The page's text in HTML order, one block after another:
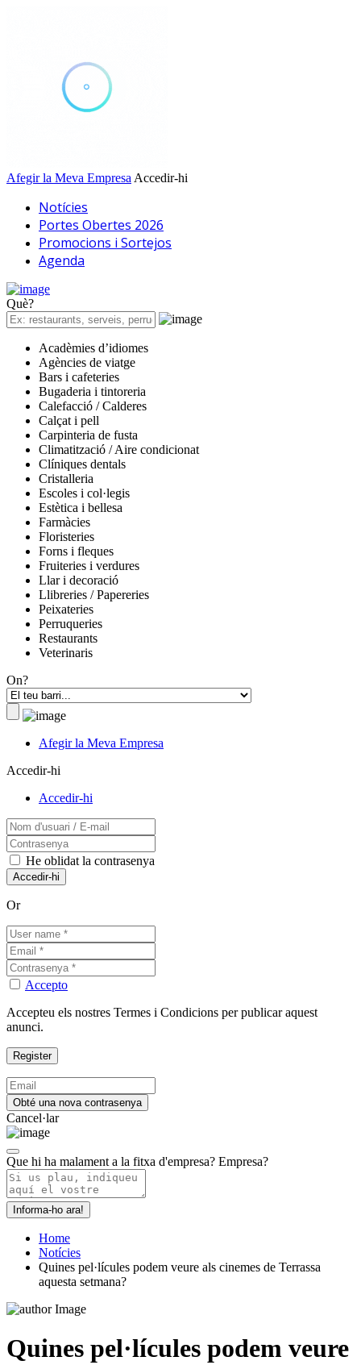
Afegir la Meva Empresa Accedir-hi
Notícies
Portes Obertes 2026
Promocions i Sortejos
Agenda
Què?
Acadèmies d’idiomes
Agències de viatge
Bars i cafeteries
Bugaderia i tintoreria
Calefacció / Calderes
Calçat i pell
Carpinteria de fusta
Climatització / Aire condicionat
Clíniques dentals
Cristalleria
Escoles i col·legis
Estètica i bellesa
Farmàcies
Floristeries
Forns i fleques
Fruiteries i verdures
Llar i decoració
Llibreries / Papereries
Peixateries
Perruqueries
Restaurants
Veterinaris
On?
Afegir la Meva Empresa
Accedir-hi
Accedir-hi
He oblidat la contrasenya
Or
Accepto
Accepteu els nostres Termes i Condicions per publicar aquest
anunci.
Cancel·lar
Que hi ha malament a la fitxa d'empresa? Empresa?
Informa-ho ara!
Home
Notícies
Quines pel·lícules podem veure als cinemes de Terrassa
aquesta setmana?
Quines pel·lícules podem veure